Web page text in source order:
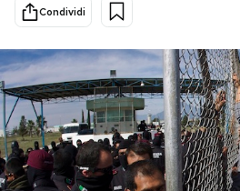
Economia
PODCAST
NEWSLETTER
Condividi